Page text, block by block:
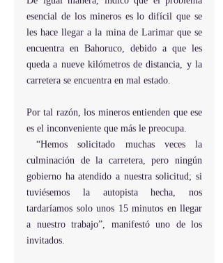
esencial de los mineros es lo difícil que se
les hace llegar a la mina de Larimar que se
encuentra en Bahoruco, debido a que les
queda a nueve kilómetros de distancia, y la
carretera se encuentra en mal estado.
Por tal razón, los mineros entienden que ese
es el inconveniente que más le preocupa.
“Hemos solicitado muchas veces la
culminación de la carretera, pero ningún
gobierno ha atendido a nuestra solicitud; si
tuviésemos la autopista hecha, nos
tardaríamos solo unos 15 minutos en llegar
a nuestro trabajo”, manifestó uno de los
invitados.